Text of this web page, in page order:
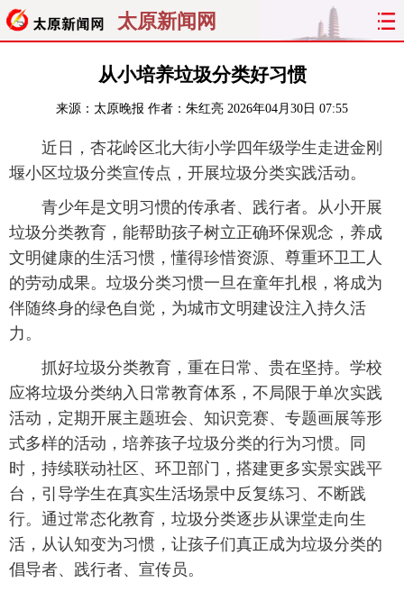
太原新闻网
聚焦 太原
经济 关注 文明 出行
纵横 曝光 综合 专题
旅游 理财 政务 教育
看天下 晋月读 最太原 网罗民生
太原日报 太原晚报 社区
从小培养垃圾分类好习惯
来源： 太原晚报 作者：朱红亮 2026年04月30日 07:55
近日，杏花岭区北大街小学四年级学生走进金刚
堰小区垃圾分类宣传点，开展垃圾分类实践活动。
青少年是文明习惯的传承者、践行者。从小开展
垃圾分类教育，能帮助孩子树立正确环保观念，养成
文明健康的生活习惯，懂得珍惜资源、尊重环卫工人
的劳动成果。垃圾分类习惯一旦在童年扎根，将成为
伴随终身的绿色自觉，为城市文明建设注入持久活
力。
抓好垃圾分类教育，重在日常、贵在坚持。学校
应将垃圾分类纳入日常教育体系，不局限于单次实践
活动，定期开展主题班会、知识竞赛、专题画展等形
式多样的活动，培养孩子垃圾分类的行为习惯。同
时，持续联动社区、环卫部门，搭建更多实景实践平
台，引导学生在真实生活场景中反复练习、不断践
行。通过常态化教育，垃圾分类逐步从课堂走向生
活，从认知变为习惯，让孩子们真正成为垃圾分类的
倡导者、践行者、宣传员。